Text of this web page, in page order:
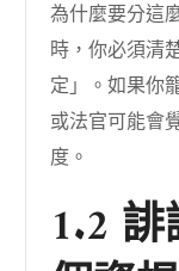
為什麼要分這
時，你必須清
定」。如果你
或法官可能會
度。
1.2